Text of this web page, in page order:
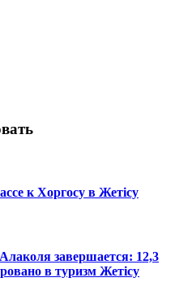
к Хоргосу в Жетісу
завершается: 12,3
в туризм Жетісу